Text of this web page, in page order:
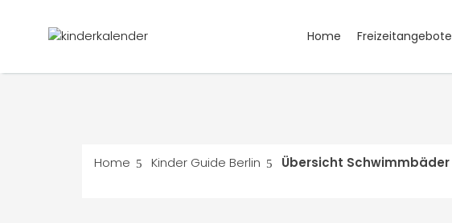
Home Freizeitangebote
Home Kinder Guide Berlin Übersicht Schwimmbäder